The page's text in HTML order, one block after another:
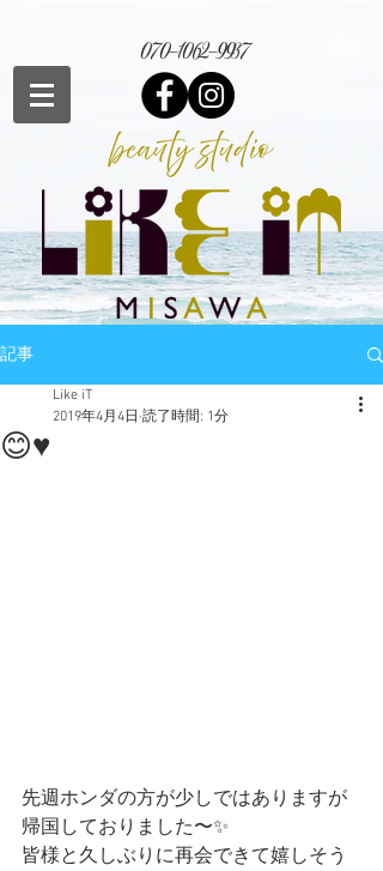
070-1062-9937
記事
😊♥
Like iT
2019年4月4日 読了時間: 1分
先週ホンダの方が少しではありますが
帰国しておりました〜✨
皆様と久しぶりに再会できて嬉しそう